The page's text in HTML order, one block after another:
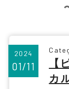
2024
01/11
【
カ